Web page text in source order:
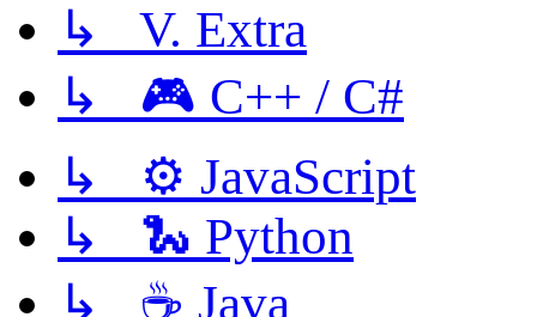
↳ V. Extra
↳ 🎮 C++ / C#
↳ ⚙️ JavaScript
↳ 🐍 Python
↳ ☕ Java